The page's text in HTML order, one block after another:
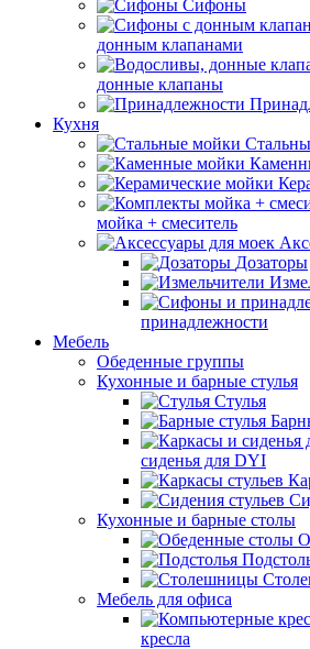
Сифоны
донным клапанами
донные клапаны
Кухня
мойка + смеситель
Дозаторы
принадлежности
Мебель
Обеденные группы
Кухонные и барные стулья
Стулья
сиденья для DYI
Кухонные и барные столы
Мебель для офиса
кресла